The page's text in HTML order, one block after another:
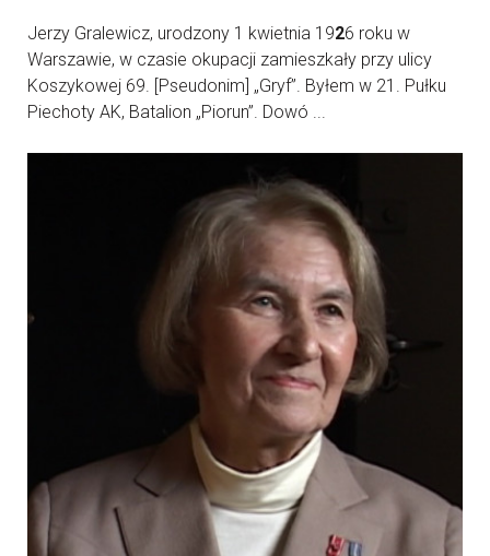
Jerzy Gralewicz, urodzony 1 kwietnia 1926 roku w
Warszawie, w czasie okupacji zamieszkały przy ulicy
Koszykowej 69. [Pseudonim] „Gryf”. Byłem w 21. Pułku
Piechoty AK, Batalion „Piorun”. Dowó ...